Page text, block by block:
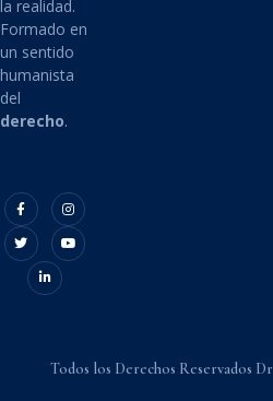
la realidad.
Formado en
un sentido
humanista
del
derecho.
Todos los Derechos Reservados